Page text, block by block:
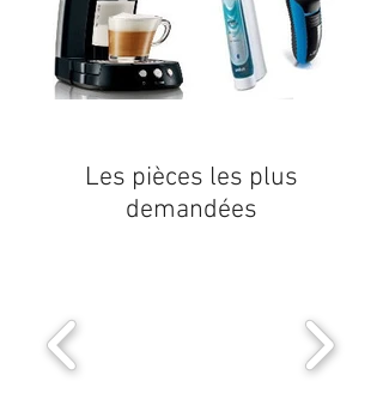
Les pièces les plus
demandées